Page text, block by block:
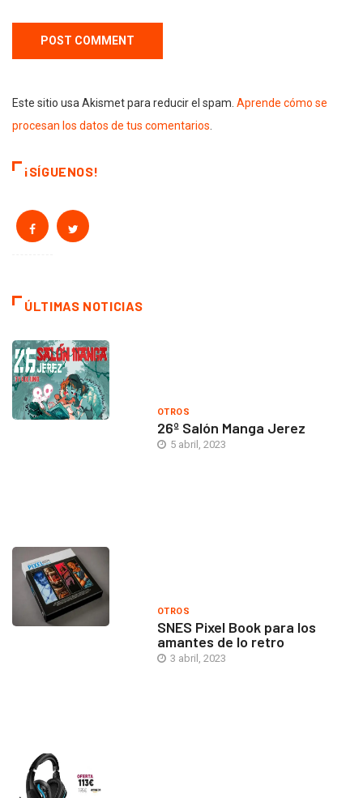
Este sitio usa Akismet para reducir el spam. Aprende cómo se
procesan los datos de tus comentarios
¡SÍGUENOS!
ÚLTIMAS NOTICIAS
OTROS
26º Salón Manga Jerez
5 abril, 2023
OTROS
SNES Pixel Book para los
amantes de lo retro
3 abril, 2023